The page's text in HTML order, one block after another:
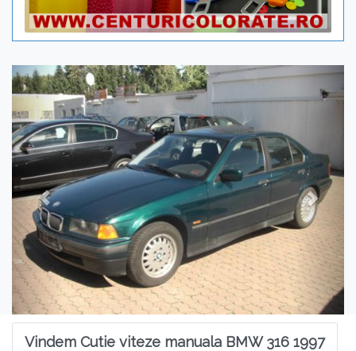
Previous Next
Vindem Cutie viteze manuala BMW 316 1997